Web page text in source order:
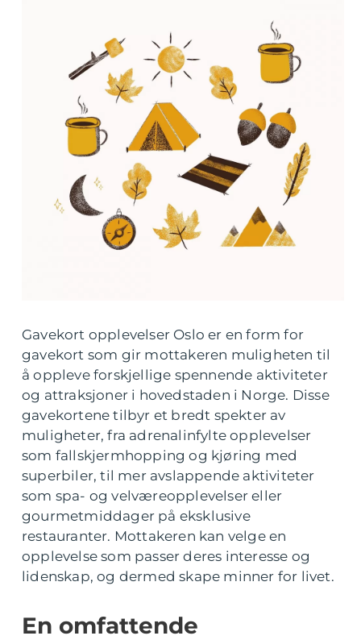
Gavekort opplevelser Oslo er en form for
gavekort som gir mottakeren muligheten til
å oppleve forskjellige spennende aktiviteter
og attraksjoner i hovedstaden i Norge. Disse
gavekortene tilbyr et bredt spekter av
muligheter, fra adrenalinfylte opplevelser
som fallskjermhopping og kjøring med
superbiler, til mer avslappende aktiviteter
som spa- og velværeopplevelser eller
gourmetmiddager på eksklusive
restauranter. Mottakeren kan velge en
opplevelse som passer deres interesse og
lidenskap, og dermed skape minner for livet.
En omfattende